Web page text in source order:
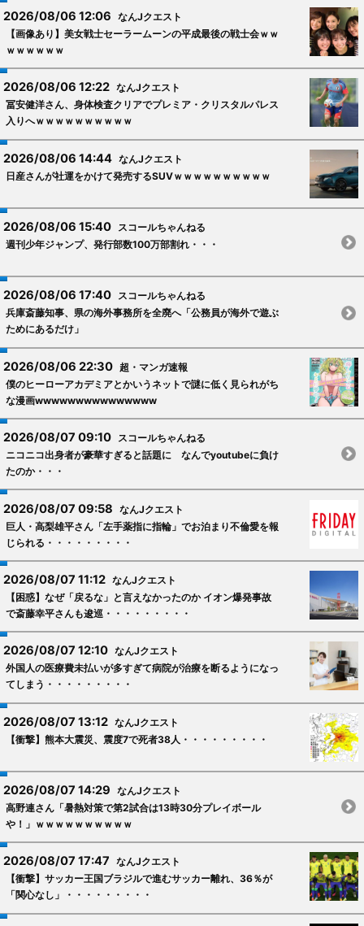
2026/08/06 12:06なんJクエスト
【画像あり】美女戦士セーラームーンの平成最後の戦士会ｗｗ
ｗｗｗｗｗｗ
2026/08/06 12:22なんJクエスト
冨安健洋さん、身体検査クリアでプレミア・クリスタルパレス
入りへｗｗｗｗｗｗｗｗｗｗ
2026/08/06 14:44なんJクエスト
日産さんが社運をかけて発売するSUVｗｗｗｗｗｗｗｗｗｗ
2026/08/06 15:40スコールちゃんねる
週刊少年ジャンプ、発行部数100万部割れ・・・
2026/08/06 17:40スコールちゃんねる
兵庫斎藤知事、県の海外事務所を全廃へ「公務員が海外で遊ぶ
ためにあるだけ」
2026/08/06 22:30超・マンガ速報
僕のヒーローアカデミアとかいうネットで謎に低く見られがち
な漫画wwwwwwwwwwwwwww
2026/08/07 09:10スコールちゃんねる
ニコニコ出身者が豪華すぎると話題に なんでyoutubeに負け
たのか・・・
2026/08/07 09:58なんJクエスト
巨人・高梨雄平さん「左手薬指に指輪」でお泊まり不倫愛を報
じられる・・・・・・・・・
2026/08/07 11:12なんJクエスト
【困惑】なぜ「戻るな」と言えなかったのか イオン爆発事故
で斎藤幸平さんも逡巡・・・・・・・・・
2026/08/07 12:10なんJクエスト
外国人の医療費未払いが多すぎて病院が治療を断るようになっ
てしまう・・・・・・・・・
2026/08/07 13:12なんJクエスト
【衝撃】熊本大震災、震度7で死者38人・・・・・・・・・
2026/08/07 14:29なんJクエスト
高野連さん「暑熱対策で第2試合は13時30分プレイボール
や！」ｗｗｗｗｗｗｗｗｗｗ
2026/08/07 17:47なんJクエスト
【衝撃】サッカー王国ブラジルで進むサッカー離れ、36％が
「関心なし」・・・・・・・・・